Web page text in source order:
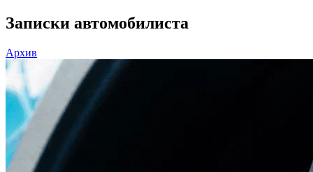
Записки автомобилиста
Архив